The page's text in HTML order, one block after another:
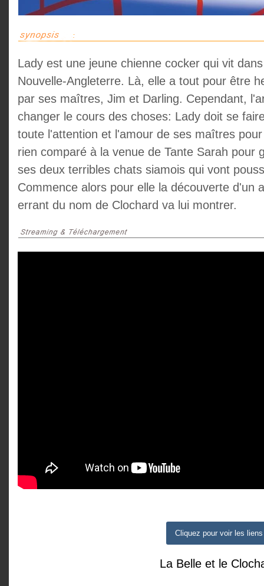
Lady est une jeune chienne cocker qui vit
Nouvelle-Angleterre. Là, elle a tout pour être
par ses maîtres, Jim et Darling. Cependant,
changer le cours des choses: Lady doit se
toute l'attention et l'amour de ses maîtres
rien comparé à la venue de Tante Sarah pour
ses deux terribles chats siamois qui vont
Commence alors pour elle la découverte d'un
errant du nom de Clochard va lui montrer.
Cliquez pour voir les liens
La Belle et le